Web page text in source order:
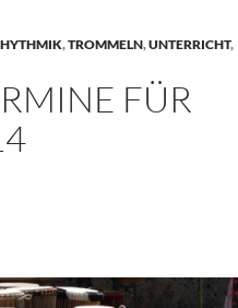
,TROMMELN,UNTERRICHT,
FÜR